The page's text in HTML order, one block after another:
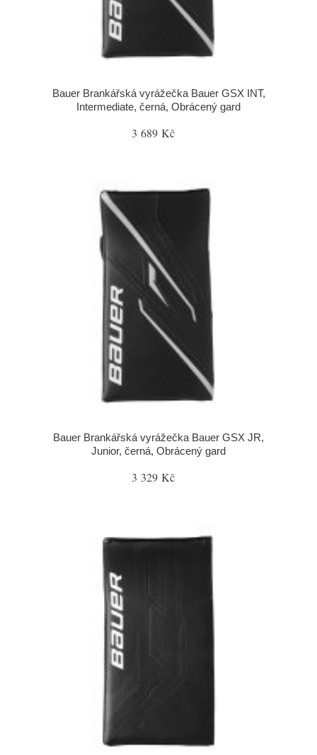
Bauer Brankářská vyrážečka Bauer GSX INT,
Intermediate, černá, Obrácený gard
3 689 Kč
Bauer Brankářská vyrážečka Bauer GSX JR,
Junior, černá, Obrácený gard
3 329 Kč